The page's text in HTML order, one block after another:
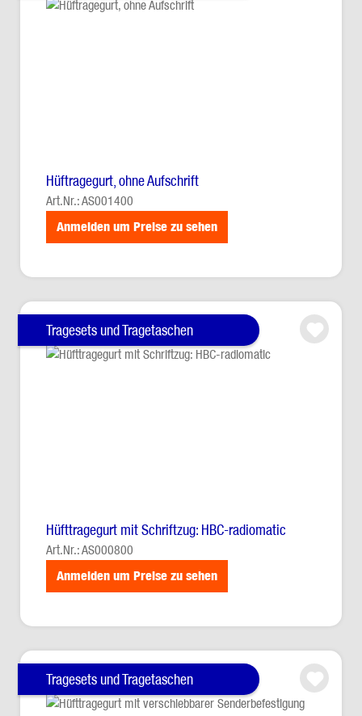
Hüftragegurt, ohne Aufschrift
Art.Nr.: AS001400
Anmelden um Preise zu sehen
Tragesets und Tragetaschen
Hüfttragegurt mit Schriftzug: HBC-radiomatic
Art.Nr.: AS000800
Anmelden um Preise zu sehen
Tragesets und Tragetaschen